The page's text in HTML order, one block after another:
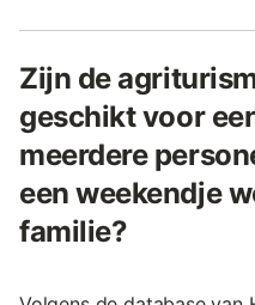
Zijn de
geschikt voor
meerdere
een weekendje
familie?